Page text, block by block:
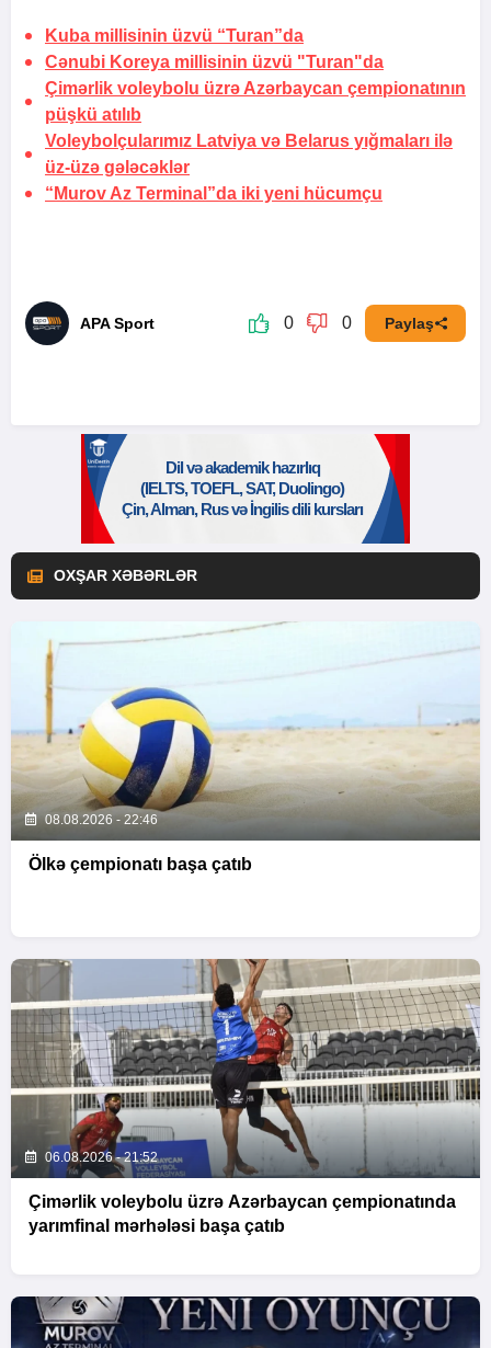
Kuba millisinin üzvü “Turan”da
Cənubi Koreya millisinin üzvü "Turan"da
Çimərlik voleybolu üzrə Azərbaycan çempionatının
püşkü atılıb
Voleybolçularımız Latviya və Belarus yığmaları ilə
üz-üzə gələcəklər
“Murov Az Terminal”da iki yeni hücumçu
APA Sport 0 0 Paylaş
OXŞAR XƏBƏRLƏR
08.08.2026 - 22:46
Ölkə çempionatı başa çatıb
06.08.2026 - 21:52
Çimərlik voleybolu üzrə Azərbaycan çempionatında
yarımfinal mərhələsi başa çatıb